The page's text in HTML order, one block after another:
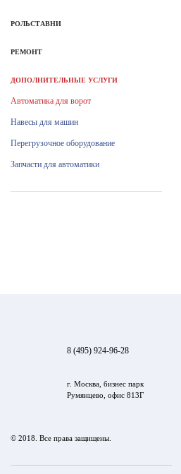
РОЛЬСТАВНИ
РЕМОНТ
ДОПОЛНИТЕЛЬНЫЕ УСЛУГИ
Автоматика для ворот
Навесы для машин
Перегрузочное оборудование
Запчасти для автоматики
8 (495) 924-96-28
г. Москва, бизнес парк
Румянцево, офис 813Г
© 2018. Все права защищены.